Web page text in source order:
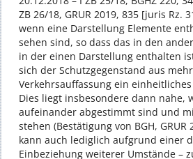
ZB 26/18, GRUR 2019, 835 [juris Rz.
wenn eine Darstellung Elemente
sehen sind, so dass das in den
in der einen Darstellung enthalten
sich der Schutzgegenstand aus
Verkehrsauffassung ein
Dies liegt insbesondere dann nahe,
aufeinander abgestimmt sind und
stehen (Bestätigung von BGH,
kann auch lediglich aufgrund einer
Einbeziehung weiterer Umstände –